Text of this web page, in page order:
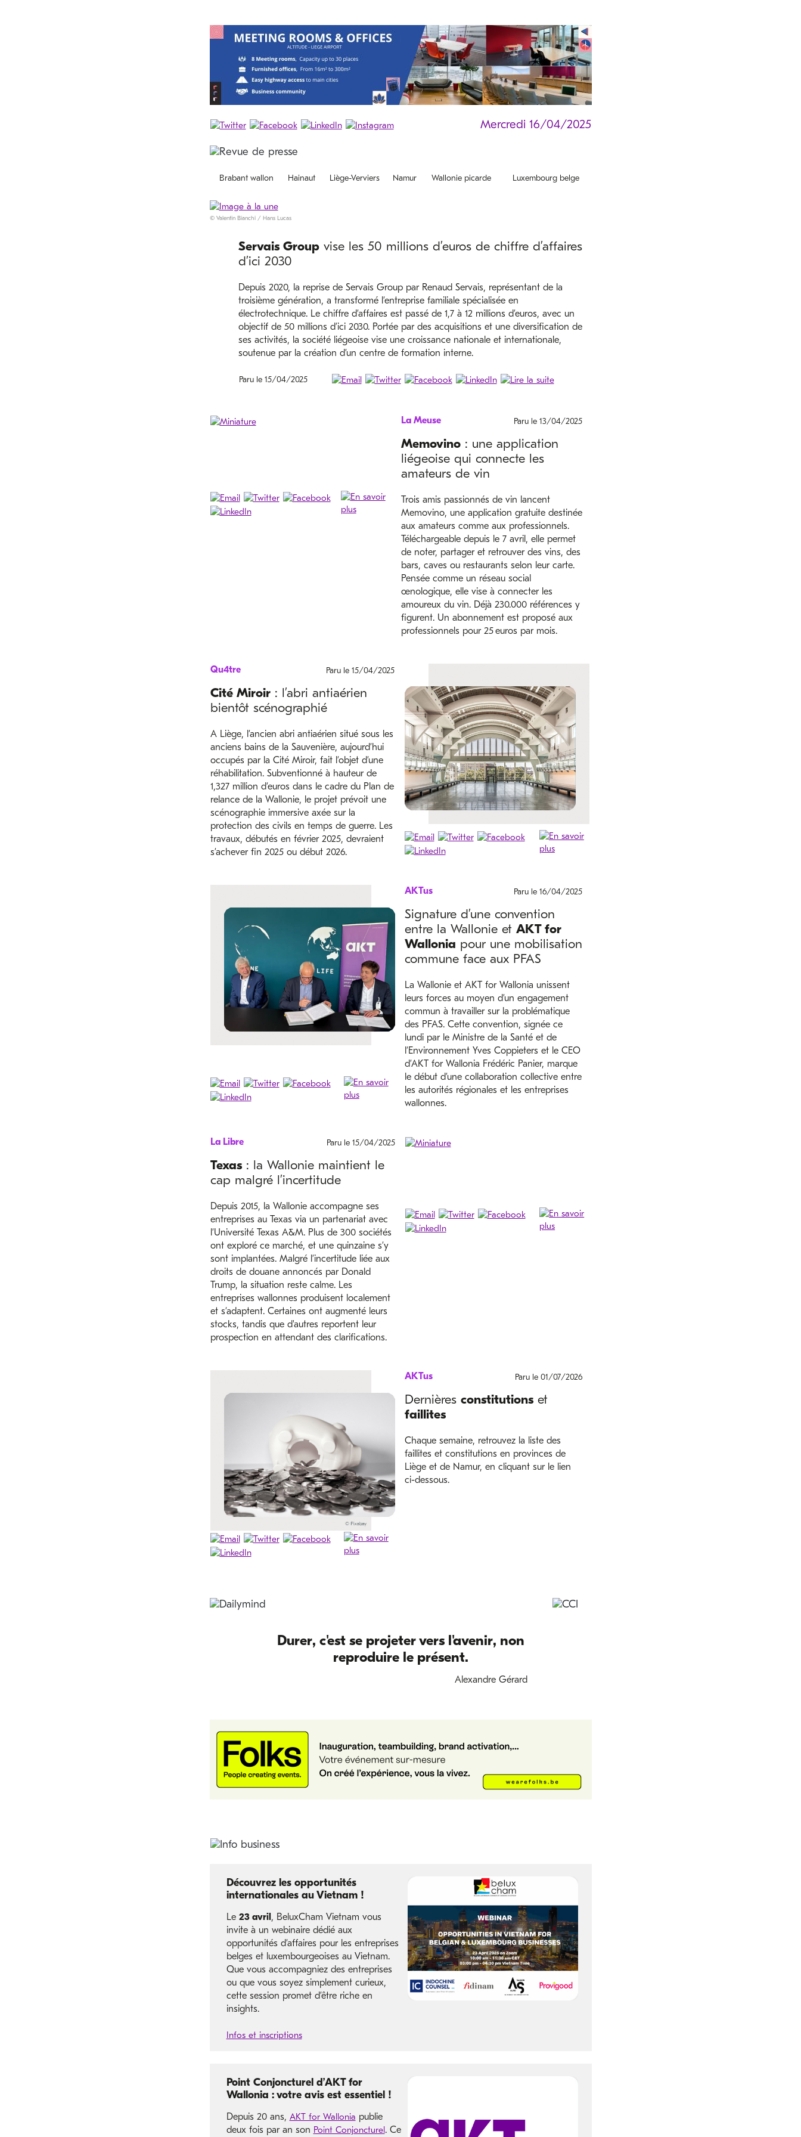
Mercredi 16/04/2025
Brabant wallon Hainaut Liège-Verviers Namur Wallonie picarde Luxembourg belge
© Valentin Bianchi / Hans Lucas
Servais Groupvise les 50 millions d’euros de chiffre d’affaires
d’ici 2030
Depuis 2020, la reprise de Servais Group par Renaud Servais, représentant de la
troisième génération, a transformé l’entreprise familiale spécialisée en
électrotechnique. Le chiffre d’affaires est passé de 1,7 à 12 millions d’euros, avec un
objectif de 50 millions d’ici 2030. Portée par des acquisitions et une diversification de
ses activités, la société liégeoise vise une croissance nationale et internationale,
soutenue par la création d’un centre de formation interne.
Paru le 15/04/2025
La Meuse Paru le 13/04/2025
Memovino: une application
liégeoise qui connecte les
amateurs de vin
Trois amis passionnés de vin lancent
Memovino, une application gratuite destinée
aux amateurs comme aux professionnels.
Téléchargeable depuis le 7 avril, elle permet
de noter, partager et retrouver des vins, des
bars, caves ou restaurants selon leur carte.
Pensée comme un réseau social
œnologique, elle vise à connecter les
amoureux du vin. Déjà 230.000 références y
figurent. Un abonnement est proposé aux
professionnels pour 25 euros par mois.
Qu4tre Paru le 15/04/2025
Cité Miroir: l’abri antiaérien
bientôt scénographié
A Liège, l’ancien abri antiaérien situé sous les
anciens bains de la Sauvenière, aujourd’hui
occupés par la Cité Miroir, fait l’objet d’une
réhabilitation. Subventionné à hauteur de
1,327 million d’euros dans le cadre du Plan de
relance de la Wallonie, le projet prévoit une
scénographie immersive axée sur la
protection des civils en temps de guerre. Les
travaux, débutés en février 2025, devraient
s’achever fin 2025 ou début 2026.
AKTus Paru le 16/04/2025
Signature d’une convention
entre la Wallonie et AKT for
Wallonia pour une mobilisation
commune face aux PFAS
La Wallonie et AKT for Wallonia unissent
leurs forces au moyen d’un engagement
commun à travailler sur la problématique
des PFAS. Cette convention, signée ce
lundi par le Ministre de la Santé et de
l’Environnement Yves Coppieters et le CEO
d’AKT for Wallonia Frédéric Panier, marque
le début d’une collaboration collective entre
les autorités régionales et les entreprises
wallonnes.
La Libre Paru le 15/04/2025
Texas: la Wallonie maintient le
cap malgré l’incertitude
Depuis 2015, la Wallonie accompagne ses
entreprises au Texas via un partenariat avec
l’Université Texas A&M. Plus de 300 sociétés
ont exploré ce marché, et une quinzaine s’y
sont implantées. Malgré l’incertitude liée aux
droits de douane annoncés par Donald
Trump, la situation reste calme. Les
entreprises wallonnes produisent localement
et s’adaptent. Certaines ont augmenté leurs
stocks, tandis que d'autres reportent leur
prospection en attendant des clarifications.
AKTus Paru le 01/07/2026
Dernières constitutionset
faillites
Chaque semaine, retrouvez la liste des
faillites et constitutions en provinces de
Liège et de Namur, en cliquant sur le lien
ci-dessous.
Durer, c'est se projeter vers l'avenir, non
reproduire le présent.
Alexandre Gérard
Découvrez les opportunités
internationales au Vietnam !
Le 23 avril , BeluxCham Vietnam vous
invite à un webinaire dédié aux
opportunités d’affaires pour les entreprises
belges et luxembourgeoises au Vietnam.
Que vous accompagniez des entreprises
ou que vous soyez simplement curieux,
cette session promet d’être riche en
insights.
Infos et inscriptions
Point Conjoncturel d’AKT for
Wallonia : votre avis est essentiel !
Depuis 20 ans, AKT for Wallonia publie
deux fois par an son Point Conjoncturel. Ce